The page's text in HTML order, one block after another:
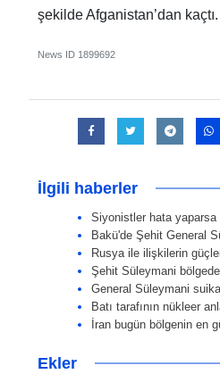
şekilde Afganistan’dan
News ID 1899692
İlgili haberler
Siyonistler hata yaparsa
Bakü'de Şehit General
Rusya ile ilişkilerin
Şehit Süleymani
General Süleymani
Batı tarafının nükleer
İran bugün bölgenin en
Ekler